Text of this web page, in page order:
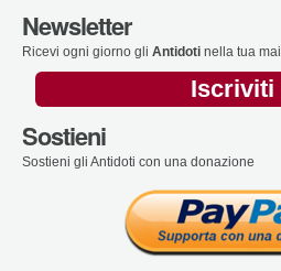
Newsletter
Ricevi ogni giorno gli Antidoti nella tua mail
Iscriviti
Sostieni
Sostieni gli Antidoti con una donazione